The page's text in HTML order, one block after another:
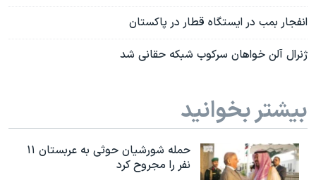
انفجار بمب در ايستگاه قطار در پاکستان
ژنرال آلن خواهان سرکوب شبکه حقانی شد
بیشتر بخوانید
حمله شورشیان حوثی به عربستان ۱۱
نفر را مجروح کرد